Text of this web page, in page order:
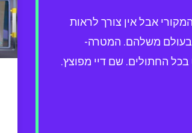
אבל אין צורך לראות
בעולם משלהם. המטרה-
החתולים. שם דיי מפוצץ.